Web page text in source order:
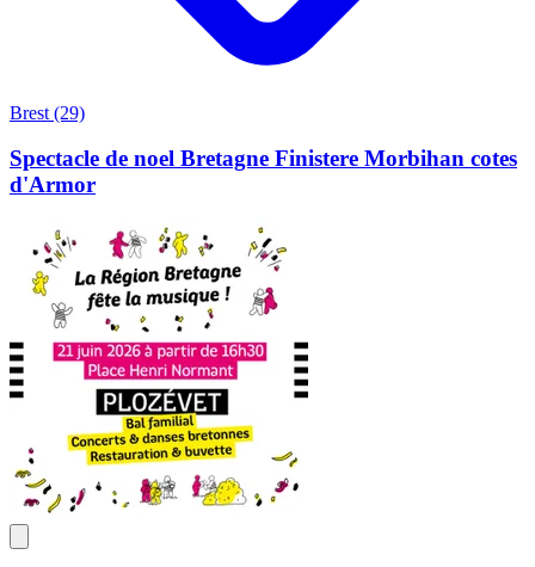
Brest (29)
Spectacle de noel Bretagne Finistere Morbihan cotes
d'Armor